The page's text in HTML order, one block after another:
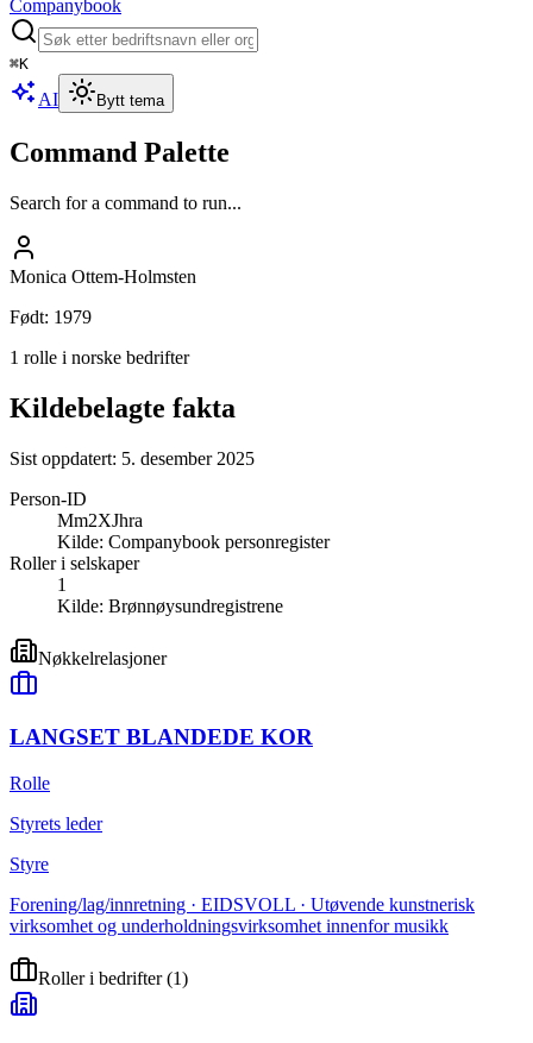
Companybook
⌘K
AI Bytt tema
Command Palette
Search for a command to run...
Monica Ottem-Holmsten
Født: 1979
1 rolle i norske bedrifter
Kildebelagte fakta
Sist oppdatert: 5. desember 2025
Person-ID
Mm2XJhra
Kilde: Companybook personregister
Roller i selskaper
1
Kilde: Brønnøysundregistrene
Nøkkelrelasjoner
LANGSET BLANDEDE KOR
Rolle
Styrets leder
Styre
Forening/lag/innretning · EIDSVOLL · Utøvende kunstnerisk
virksomhet og underholdningsvirksomhet innenfor musikk
Roller i bedrifter(1)